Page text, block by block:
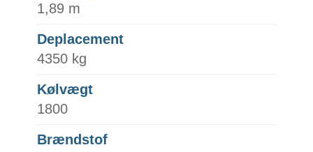
1,89 m
Deplacement
4350 kg
Kølvægt
1800
Brændstof